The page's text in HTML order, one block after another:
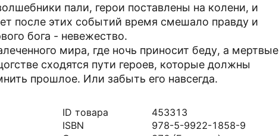
пали, герои поставлены на колени, и
после этих событий время смешало правду и
бога - невежество.
мира, где ночь приносит беду, а мертвые
сходятся пути героев, которые должны
прошлое. Или забыть его навсегда.
ID товара
453313
ISBN
978-5-9922-1858-9